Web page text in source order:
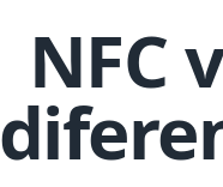
NFC